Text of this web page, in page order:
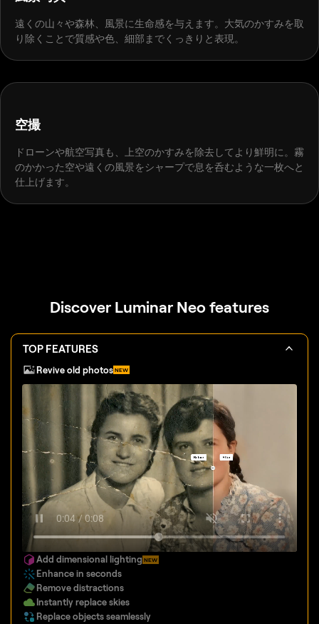
遠くの山々や森林、風景に生命感を与えます。大気のかすみを取
り除くことで質感や色、細部までくっきりと表現。
空撮
ドローンや航空写真も、上空のかすみを除去してより鮮明に。霧
のかかった空や遠くの風景をシャープで息を呑むような一枚へと
仕上げます。
Discover Luminar Neo features
TOP FEATURES
Revive old photos NEW
Add dimensional lighting NEW
Enhance in seconds
Remove distractions
Instantly replace skies
Replace objects seamlessly